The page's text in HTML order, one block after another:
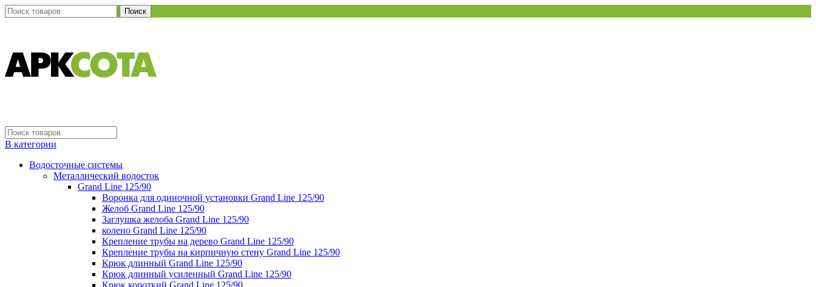
Поиск
В категории
Водосточные системы
Металлический водосток
Grand Line 125/90
Воронка для одиночной установки Grand Line 125/90
Желоб Grand Line 125/90
Заглушка желоба Grand Line 125/90
колено Grand Line 125/90
Крепление трубы на дерево Grand Line 125/90
Крепление трубы на кирпичную стену Grand Line 125/90
Крюк длинный Grand Line 125/90
Крюк длинный усиленный Grand Line 125/90
Крюк короткий Grand Line 125/90